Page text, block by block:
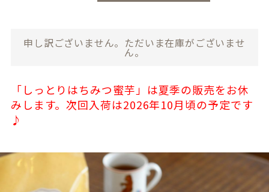
申し訳ございません。ただいま在庫がございませ
ん。
「しっとりはちみつ蜜芋」は夏季の販売をお休
みします。次回入荷は2026年10月頃の予定です
♪